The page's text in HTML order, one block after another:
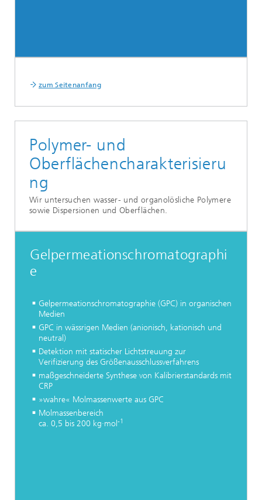
zum Seitenanfang
Polymer- und
Oberflächencharakterisieru
ng
Wir untersuchen wasser- und organolösliche Polymere
sowie Dispersionen und Oberflächen.
Gelpermeationschromatographi
e
Gelpermeationschromatographie (GPC) in organischen
Medien
GPC in wässrigen Medien (anionisch, kationisch und
neutral)
Detektion mit statischer Lichtstreuung zur
Verifizierung des Größenausschlussverfahrens
maßgeschneiderte Synthese von Kalibrierstandards mit
CRP
»wahre« Molmassenwerte aus GPC
Molmassenbereich
ca. 0,5 bis 200 kg·mol -1